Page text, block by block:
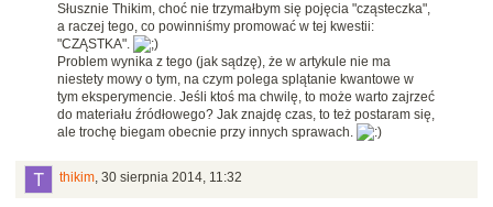
Słusznie Thikim, choć nie trzymałbym się pojęcia "cząsteczka",
a raczej tego, co powinniśmy promować w tej kwestii:
"CZĄSTKA".
Problem wynika z tego (jak sądzę), że w artykule nie ma
niestety mowy o tym, na czym polega splątanie kwantowe w
tym eksperymencie. Jeśli ktoś ma chwilę, to może warto zajrzeć
do materiału źródłowego? Jak znajdę czas, to też postaram się,
ale trochę biegam obecnie przy innych sprawach.
thikim, 30 sierpnia 2014, 11:32